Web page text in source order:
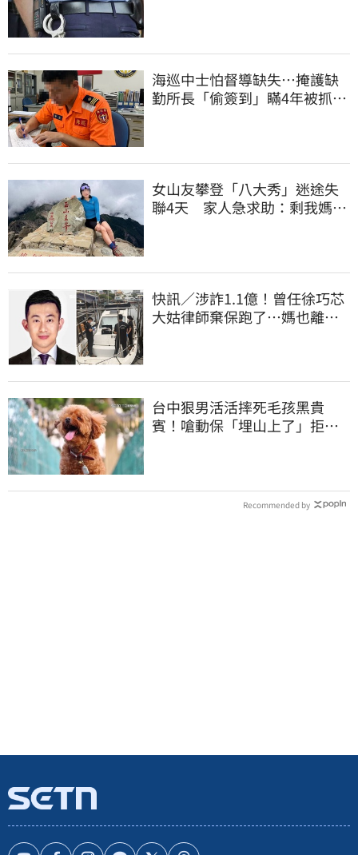
海巡中士怕督導缺失…掩護缺
勤所長「偷簽到」瞞4年被抓
女山友攀登「八大秀」迷途失
聯4天 家人急求助：剩我媽還
快訊／涉詐1.1億！曾任徐巧芯
大姑律師棄保跑了…媽也離
台中狠男活活摔死毛孩黑貴
賓！嗆動保「埋山上了」拒交
Recommended by